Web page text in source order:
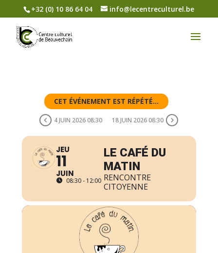
+32 (0) 10 86 64 04 info@lecentreculturel.be
CET ÉVÉNEMENT EST RÉPÉTÉ...
4 JUIN 2026 08:30 18 JUIN 2026 08:30
JEU
11
JUIN
08:30 - 12:00
LE CAFÉ DU
MATIN
RENCONTRE
CITOYENNE